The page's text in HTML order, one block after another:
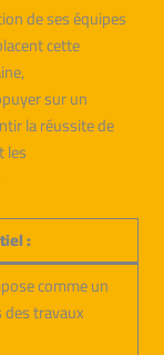
de ses équipes
cette
sur un
la réussite de
les
:
comme un
travaux